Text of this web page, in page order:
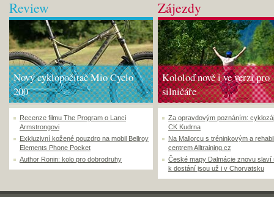
Review
Nový cyklopočítač Mio Cyclo
200
Recenze filmu The Program o Lanci
Armstrongovi
Exkluzivní kožené pouzdro na mobil Bellroy
Elements Phone Pocket
Author Ronin: kolo pro dobrodruhy
Zájezdy
Kololoď nově i ve verzi pro
silničáře
Za opravdovým poznáním:
CK Kudrna
Na Mallorcu s tréninkovým a
centrem Alltraining.cz
České mapy Dalmácie znovu slaví
k dostání jsou už i v Chorvatsku